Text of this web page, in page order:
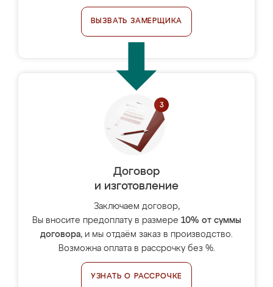
ВЫЗВАТЬ ЗАМЕРЩИКА
Договор
и изготовление
Заключаем договор,
Вы вносите предоплату в размере 10% от суммы
договора, и мы отдаём заказ в производство.
Возможна оплата в рассрочку без %.
УЗНАТЬ О РАССРОЧКЕ